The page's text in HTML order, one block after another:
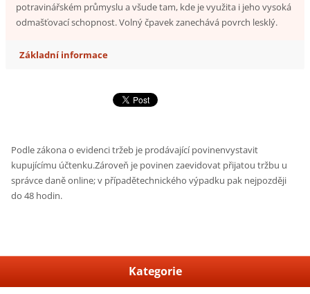
potravinářském průmyslu a všude tam, kde je využita i jeho vysoká
odmašťovací schopnost. Volný čpavek zanechává povrch lesklý.
Základní informace
Podle zákona o evidenci tržeb je prodávající povinenvystavit
kupujícímu účtenku.Zároveň je povinen zaevidovat přijatou tržbu u
správce daně online; v případětechnického výpadku pak nejpozději
do 48 hodin.
Kategorie